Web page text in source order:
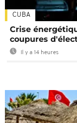
CUBA
Crise
coupures
Il y a 14 heures